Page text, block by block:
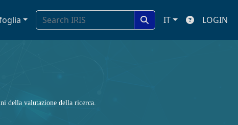
IT LOGIN
della valutazione della ricerca.